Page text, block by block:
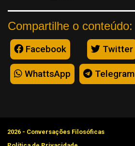
Compartilhe o conteúdo:
Facebook Twitter
WhattsApp Telegram
2026 - Conversações Filosóficas